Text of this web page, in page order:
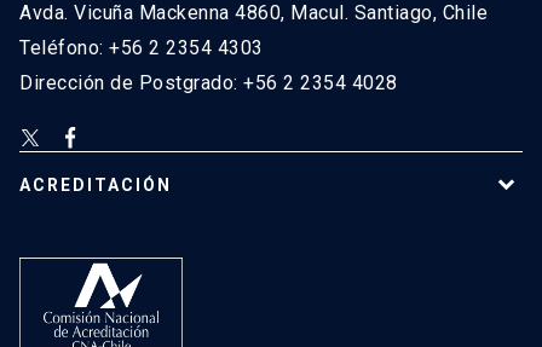
Avda. Vicuña Mackenna 4860, Macul. Santiago, Chile
Teléfono: +56 2 2354 4303
Dirección de Postgrado: +56 2 2354 4028
ACREDITACIÓN